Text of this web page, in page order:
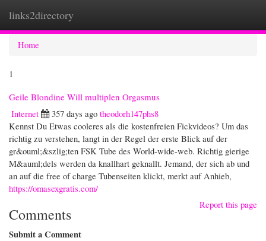
links2directory
Home
1
Geile Blondine Will multiplen Orgasmus
Internet
357 days ago theodorh147phs8
Kennst Du Etwas cooleres als die kostenfreien Fickvideos? Um das
richtig zu verstehen, langt in der Regel der erste Blick auf der
gr&ouml;&szlig;ten FSK Tube des World-wide-web. Richtig gierige
M&auml;dels werden da knallhart geknallt. Jemand, der sich ab und
an auf die free of charge Tubenseiten klickt, merkt auf Anhieb,
https://omasexgratis.com/
Report this page
Comments
Submit a Comment